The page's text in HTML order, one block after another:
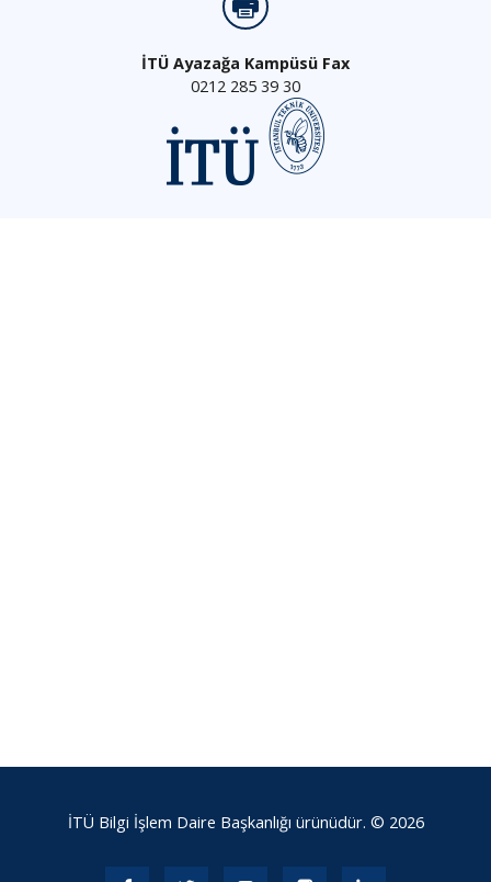
İTÜ Ayazağa Kampüsü Fax
0212 285 39 30
İTÜ Bilgi İşlem Daire Başkanlığı ürünüdür. © 2026